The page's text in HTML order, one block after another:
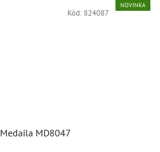
Medaila MD8047
Kód: 824087
NOVINKA